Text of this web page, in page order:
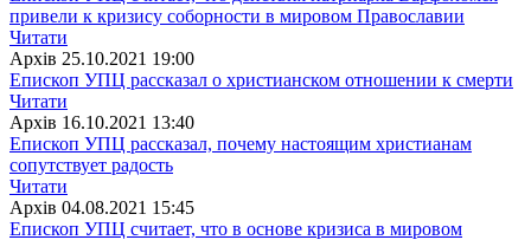
привели к кризису соборности в мировом Православии
Читати
Архiв 25.10.2021 19:00
Епископ УПЦ рассказал о христианском отношении к смерти
Читати
Архiв 16.10.2021 13:40
Епископ УПЦ рассказал, почему настоящим христианам
сопутствует радость
Читати
Архiв 04.08.2021 15:45
Епископ УПЦ считает, что в основе кризиса в мировом